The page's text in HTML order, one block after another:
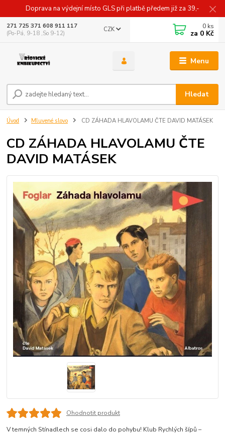
Doprava na výdejní místo GLS při platbě předem již za 39,-
Menu
CZK
Hledat
271 725 371 608 911 117
(Po-Pá, 9-18 ,So 9-12)
0 ks
za 0 Kč
Úvod Mluvené slovo CD ZÁHADA HLAVOLAMU ČTE DAVID MATÁSEK
CD ZÁHADA HLAVOLAMU ČTE
DAVID MATÁSEK
Ohodnotit produkt
V temných Stínadlech se cosi dalo do pohybu! Klub Rychlých šípů –